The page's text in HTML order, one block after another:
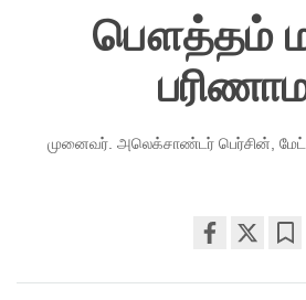
பௌத்தம்
முனைவர். அலெக்சாண்டர் பெர்சின்
on